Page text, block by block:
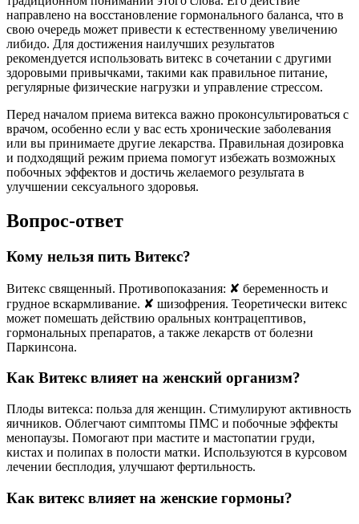
направлено на восстановление гормонального баланса, что в
свою очередь может привести к естественному увеличению
либидо. Для достижения наилучших результатов
рекомендуется использовать витекс в сочетании с другими
здоровыми привычками, такими как правильное питание,
регулярные физические нагрузки и управление стрессом.
Перед началом приема витекса важно проконсультироваться с
врачом, особенно если у вас есть хронические заболевания
или вы принимаете другие лекарства. Правильная дозировка
и подходящий режим приема помогут избежать возможных
побочных эффектов и достичь желаемого результата в
улучшении сексуального здоровья.
Вопрос-ответ
Кому нельзя пить Витекс?
Витекс священный. Противопоказания: ✘ беременность и
грудное вскармливание. ✘ шизофрения. Теоретически витекс
может помешать действию оральных контрацептивов,
гормональных препаратов, а также лекарств от болезни
Паркинсона.
Как Витекс влияет на женский организм?
Плоды витекса: польза для женщин. Стимулируют активность
яичников. Облегчают симптомы ПМС и побочные эффекты
менопаузы. Помогают при мастите и мастопатии груди,
кистах и полипах в полости матки. Используются в курсовом
лечении бесплодия, улучшают фертильность.
Как витекс влияет на женские гормоны?